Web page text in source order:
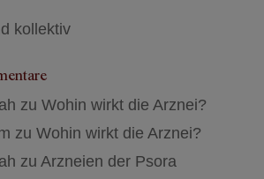
kollektiv
zu Wohin wirkt die Arznei?
zu Wohin wirkt die Arznei?
zu Arzneien der Psora